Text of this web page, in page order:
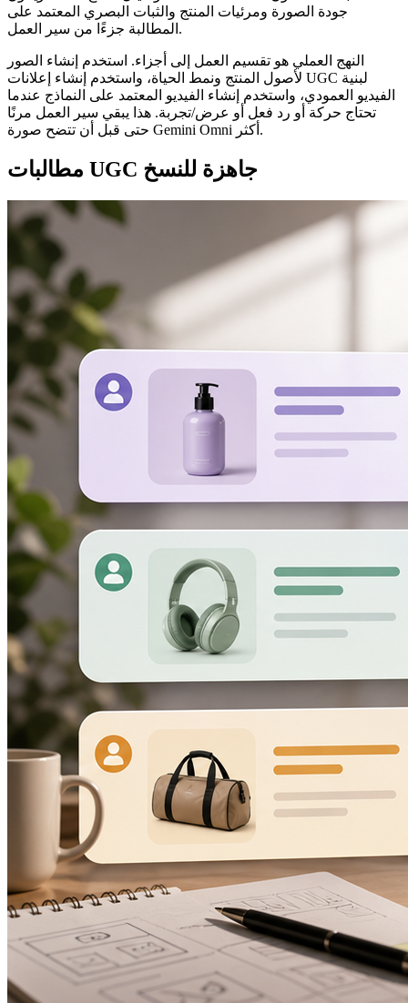
جودة الصورة ومرئيات المنتج والثبات البصري المعتمد على
المطالبة جزءًا من سير العمل.
النهج العملي هو تقسيم العمل إلى أجزاء. استخدم إنشاء الصور
لأصول المنتج ونمط الحياة، واستخدم إنشاء إعلانات UGC لبنية
الفيديو العمودي، واستخدم إنشاء الفيديو المعتمد على النماذج عندما
تحتاج حركة أو رد فعل أو عرض/تجربة. هذا يبقي سير العمل مرنًا
حتى قبل أن تتضح صورة Gemini Omni أكثر.
مطالبات UGC جاهزة للنسخ